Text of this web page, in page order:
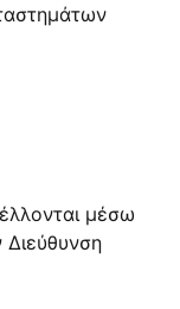
μέσω
Διεύθυνση